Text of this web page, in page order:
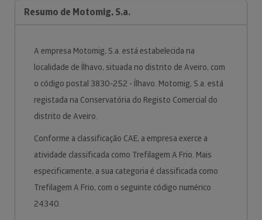
Resumo de Motomig, S.a.
A empresa Motomig, S.a. está estabelecida na
localidade de Ílhavo, situada no distrito de Aveiro, com
o código postal 3830-252 - Ílhavo. Motomig, S.a. está
registada na Conservatória do Registo Comercial do
distrito de Aveiro.
Conforme a classificação CAE, a empresa exerce a
atividade classificada como Trefilagem A Frio. Mais
especificamente, a sua categoria é classificada como
Trefilagem A Frio, com o seguinte código numérico
24340.